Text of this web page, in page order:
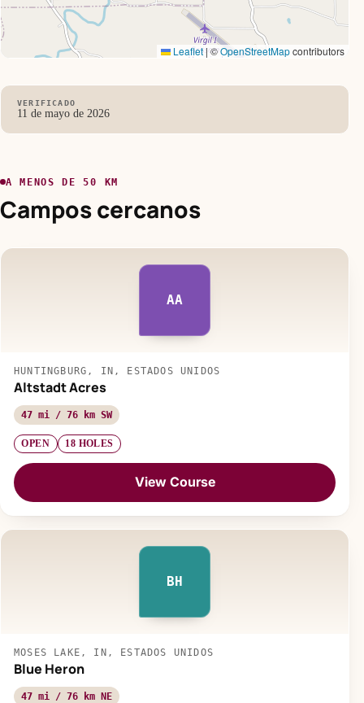
Leaflet|©OpenStreetMapcontributors
VERIFICADO
11 de mayo de 2026
A MENOS DE 50 KM
Campos cercanos
AA
HUNTINGBURG, IN, ESTADOS UNIDOS
Altstadt Acres
47 mi / 76 km SW
OPEN 18 HOLES
View Course
BH
MOSES LAKE, IN, ESTADOS UNIDOS
Blue Heron
47 mi / 76 km NE